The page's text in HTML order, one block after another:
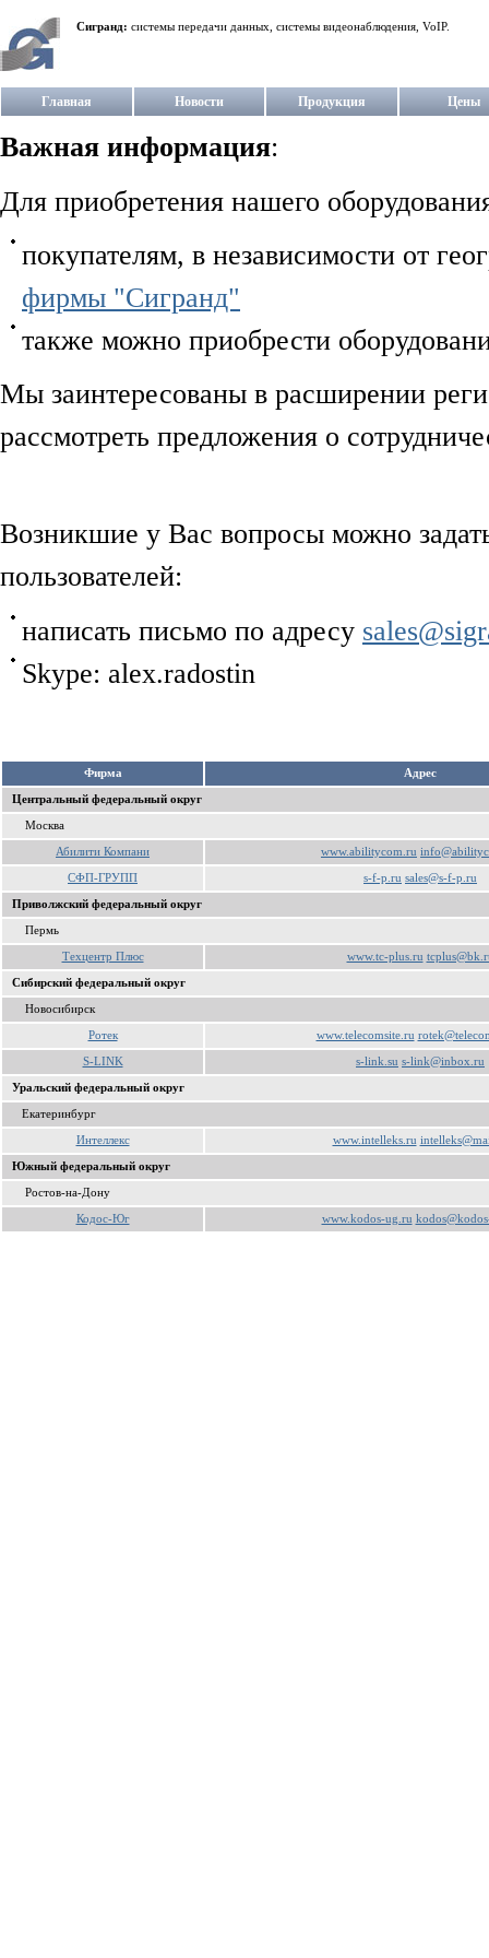
Сигранд: системы передачи данных, системы видеонаблюдения, VoIP.
Главная Новости Продукция Цены
Важная информация:
Для приобретения нашего
покупателям, в независимости от
фирмы "Сигранд"
также можно приобрести
Мы заинтересованы в расширении
рассмотреть предложения о
Возникшие у Вас вопросы можно
пользователей:
написать письмо по адресу
Skype: alex.radostin
Фирма Aдрес
Центральный федеральный округ
Москва
Абилити Компани www.abilitycom.ru
СФП-ГРУПП s-f-p.ru sales@s-f-p.ru
Приволжский федеральный округ
Пермь
Техцентр Плюс www.tc-plus.ru
Сибирский федеральный округ
Новосибирск
Ротек www.telecomsite.ru
S-LINK s-link.su s-link@inbox.ru
Уральский федеральный округ
Екатеринбург
Интеллекс www.intelleks.ru
Южный федеральный округ
Ростов-на-Дону
Кодос-Юг www.kodos-ug.ru